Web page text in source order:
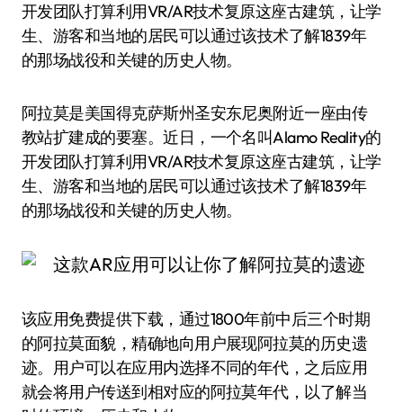
开发团队打算利用VR/AR技术复原这座古建筑，让学
生、游客和当地的居民可以通过该技术了解1839年
的那场战役和关键的历史人物。
阿拉莫是美国得克萨斯州圣安东尼奥附近一座由传
教站扩建成的要塞。近日，一个名叫Alamo Reality的
开发团队打算利用VR/AR技术复原这座古建筑，让学
生、游客和当地的居民可以通过该技术了解1839年
的那场战役和关键的历史人物。
该应用免费提供下载，通过1800年前中后三个时期
的阿拉莫面貌，精确地向用户展现阿拉莫的历史遗
迹。用户可以在应用内选择不同的年代，之后应用
就会将用户传送到相对应的阿拉莫年代，以了解当